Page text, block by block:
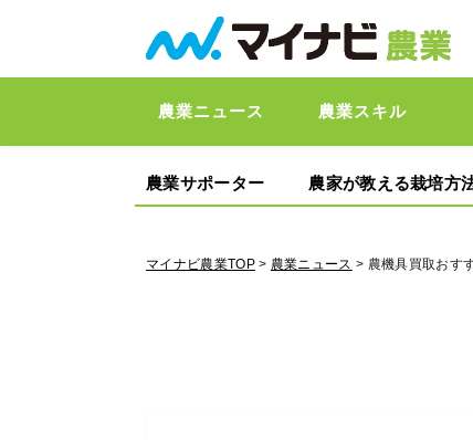
農業ニュース 農業スキル
農業サポーター 農家が教える栽培方
マイナビ農業TOP> 農業ニュース > 農機具買取おす